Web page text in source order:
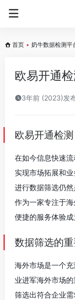
首页 • 奶牛数据检测平
欧易开通
3年前 (2023)发
欧易开通检
在如今信息快速
实现市场拓展和
进行数据筛选仍
作为一家专注于
便捷的服务体验成
数据筛选的
海外市场是一个
业进军海外市场
筛选出符合企业